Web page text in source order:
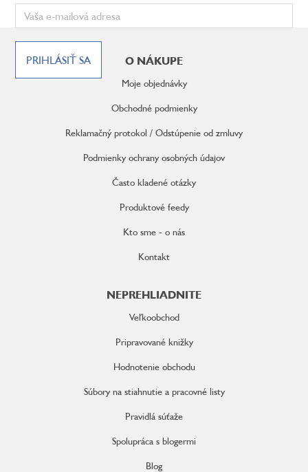
PRIHLÁSIŤ SA O NÁKUPE
Moje objednávky
Obchodné podmienky
Reklamačný protokol / Odstúpenie od zmluvy
Podmienky ochrany osobných údajov
Často kladené otázky
Produktové feedy
Kto sme - o nás
Kontakt
NEPREHLIADNITE
Veľkoobchod
Pripravované knižky
Hodnotenie obchodu
Súbory na stiahnutie a pracovné listy
Pravidlá súťaže
Spolupráca s blogermi
Blog